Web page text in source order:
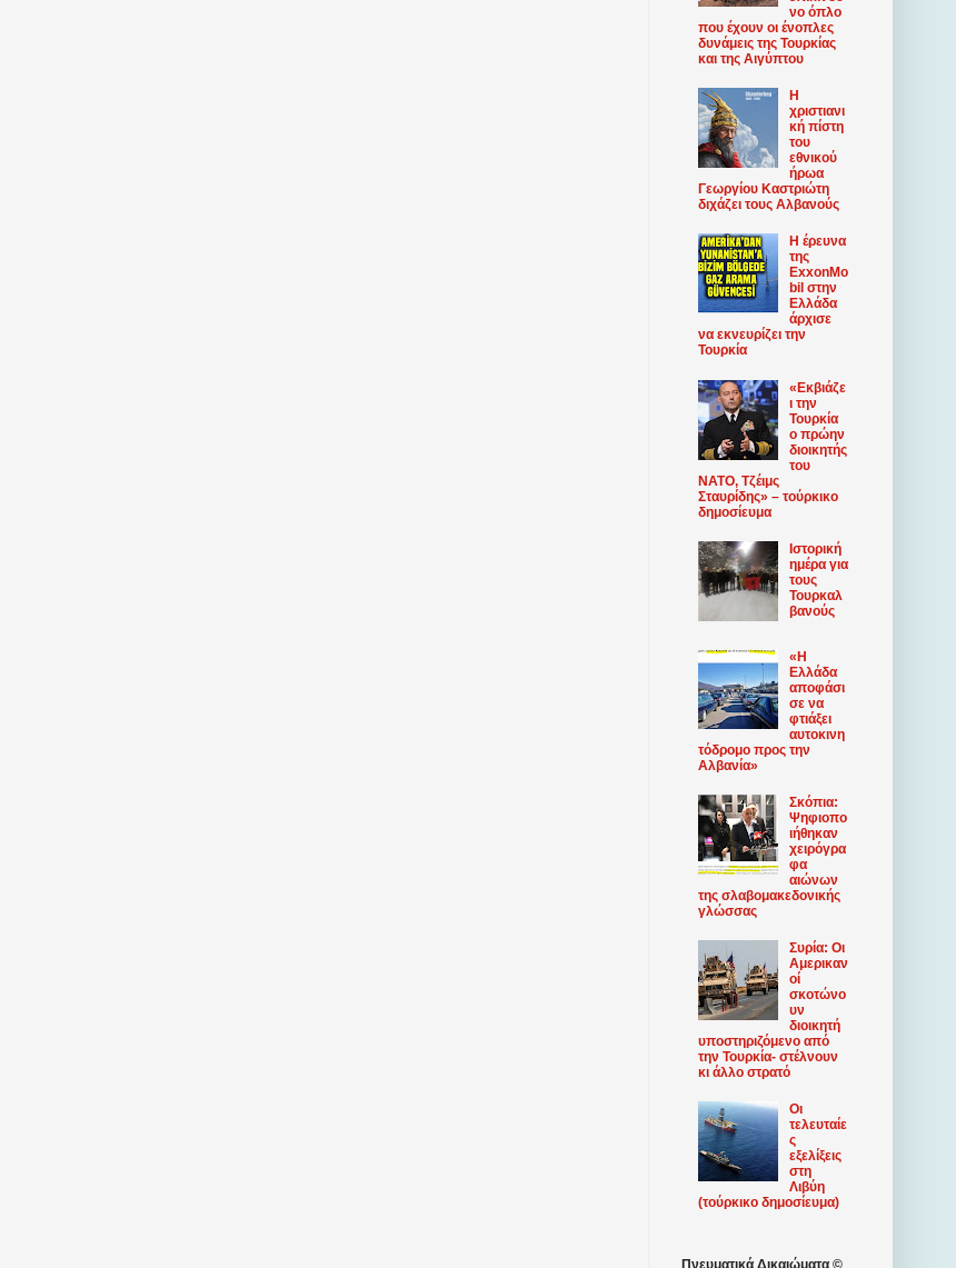
νο όπλο
που έχουν οι ένοπλες
δυνάμεις της Τουρκίας
και της Αιγύπτου
Η
χριστιανι
κή πίστη
του
εθνικού
ήρωα
Γεωργίου Καστριώτη
διχάζει τους Αλβανούς
Η έρευνα
της
ExxonMo
bil στην
Ελλάδα
άρχισε
να εκνευρίζει την
Τουρκία
«Εκβιάζε
ι την
Τουρκία
ο πρώην
διοικητής
του
ΝΑΤΟ, Τζέιμς
Σταυρίδης» – τούρκικο
δημοσίευμα
Ιστορική
ημέρα για
τους
Τουρκαλ
βανούς
«Η
Ελλάδα
αποφάσι
σε να
φτιάξει
αυτοκινη
τόδρομο προς την
Αλβανία»
Σκόπια:
Ψηφιοπο
ιήθηκαν
χειρόγρα
φα
αιώνων
της σλαβομακεδονικής
γλώσσας
Συρία: Οι
Αμερικαν
οί
σκοτώνο
υν
διοικητή
υποστηριζόμενο από
την Τουρκία- στέλνουν
κι άλλο στρατό
Οι
τελευταίε
ς
εξελίξεις
στη
Λιβύη
(τούρκικο δημοσίευμα)
Πνευματικά Δικαιώματα ©